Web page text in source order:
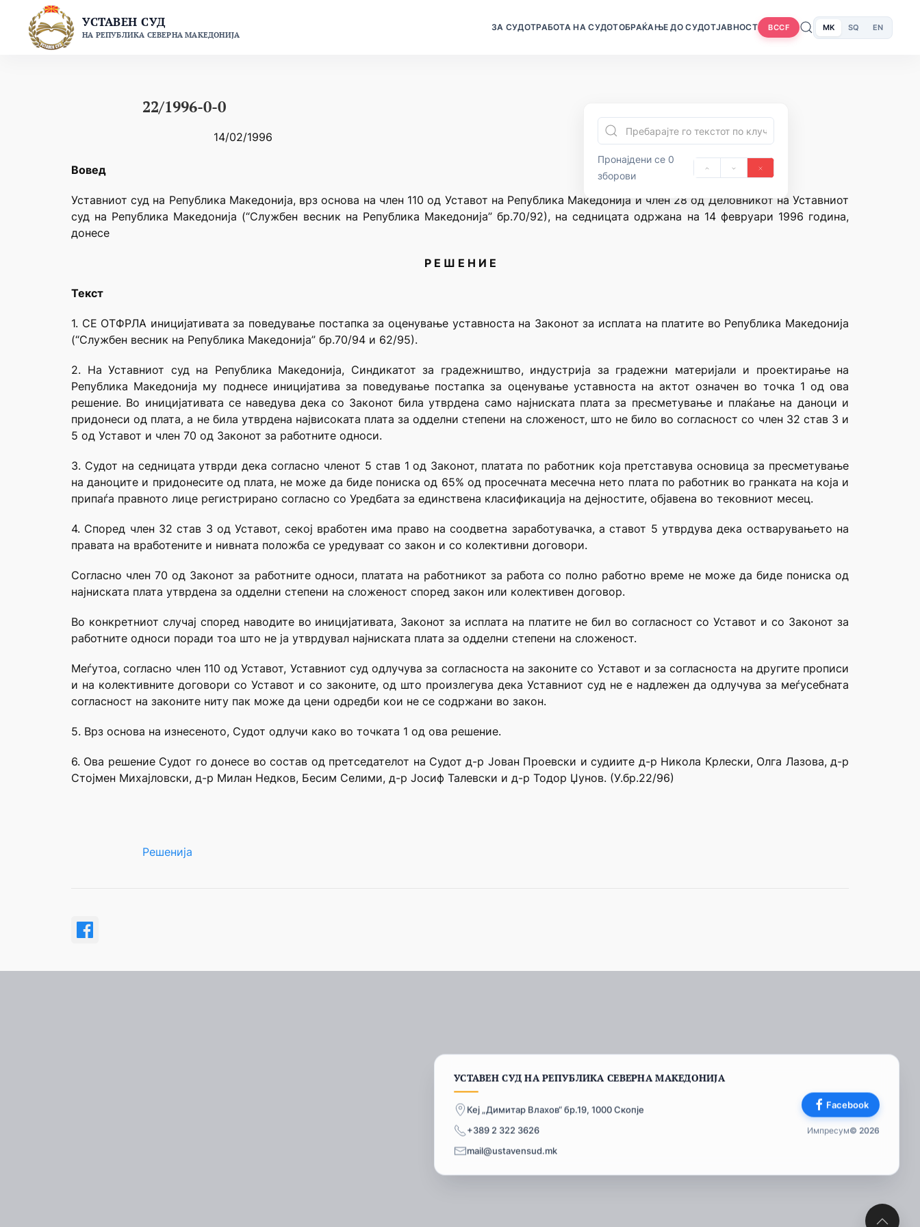
content
УСТАВЕН СУД
НА РЕПУБЛИКА СЕВЕРНА МАКЕДОНИЈА
ЗА СУДОТРАБОТА НА СУДОТОБРАЌАЊЕ ДО СУДОТЈАВНОСТ BCCF MK SQ EN
22/1996-0-0
14/02/1996
Пронајдени се 0
зборови
Вовед
Уставниот суд на Република Македонија, врз основа на член 110 од Уставот на Република Македонија и член 28 од Деловникот на Уставниот
суд на Република Македонија (“Службен весник на Република Македонија” бр.70/92), на седницата одржана на 14 февруари 1996 година,
донесе
Р Е Ш Е Н И Е
Текст
1. СЕ ОТФРЛА иницијативата за поведување постапка за оценување уставноста на Законот за исплата на платите во Република Македонија
(“Службен весник на Република Македонија” бр.70/94 и 62/95).
2. На Уставниот суд на Република Македонија, Синдикатот за градежништво, индустрија за градежни материјали и проектирање на
Република Македонија му поднесе иницијатива за поведување постапка за оценување уставноста на актот означен во точка 1 од ова
решение. Во иницијативата се наведува дека со Законот била утврдена само најниската плата за пресметување и плаќање на даноци и
придонеси од плата, а не била утврдена највисоката плата за одделни степени на сложеност, што не било во согласност со член 32 став 3 и
5 од Уставот и член 70 од Законот за работните односи.
3. Судот на седницата утврди дека согласно членот 5 став 1 од Законот, платата по работник која претставува основица за пресметување
на даноците и придонесите од плата, не може да биде пониска од 65% од просечната месечна нето плата по работник во гранката на која и
припаѓа правното лице регистрирано согласно со Уредбата за единствена класификација на дејностите, објавена во тековниот месец.
4. Според член 32 став 3 од Уставот, секој вработен има право на соодветна заработувачка, а ставот 5 утврдува дека остварувањето на
правата на вработените и нивната положба се уредуваат со закон и со колективни договори.
Согласно член 70 од Законот за работните односи, платата на работникот за работа со полно работно време не може да биде пониска од
најниската плата утврдена за одделни степени на сложеност според закон или колективен договор.
Во конкретниот случај според наводите во иницијативата, Законот за исплата на платите не бил во согласност со Уставот и со Законот за
работните односи поради тоа што не ја утврдувал најниската плата за одделни степени на сложеност.
Меѓутоа, согласно член 110 од Уставот, Уставниот суд одлучува за согласноста на законите со Уставот и за согласноста на другите прописи
и на колективните договори со Уставот и со законите, од што произлегува дека Уставниот суд не е надлежен да одлучува за меѓусебната
согласност на законите ниту пак може да цени одредби кои не се содржани во закон.
5. Врз основа на изнесеното, Судот одлучи како во точката 1 од ова решение.
6. Ова решение Судот го донесе во состав од претседателот на Судот д-р Јован Проевски и судиите д-р Никола Крлески, Олга Лазова, д-р
Стојмен Михајловски, д-р Милан Недков, Бесим Селими, д-р Јосиф Талевски и д-р Тодор Џунов. (У.бр.22/96)
Решенија
УСТАВЕН СУД НА РЕПУБЛИКА СЕВЕРНА МАКЕДОНИЈА
Кеј „Димитар Влахов“ бр.19, 1000 Скопје
+389 2 322 3626
mail@ustavensud.mk
Facebook
Импресум© 2026